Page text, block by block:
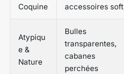
Coquine
accessoires soft
Atypiqu
e &
Nature
Bulles
transparentes,
cabanes
perchées